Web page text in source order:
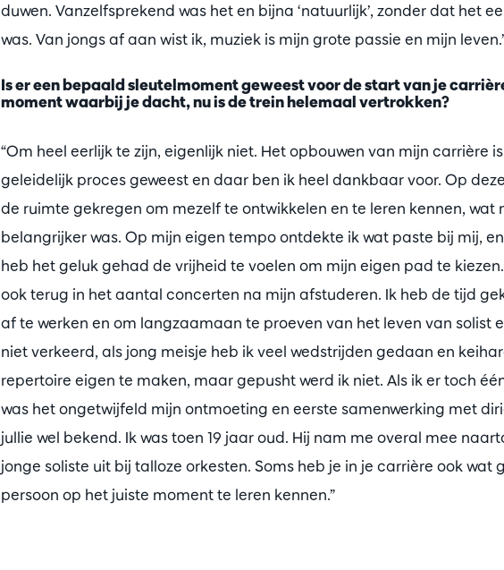
duwen. Vanzelfsprekend was het en bijna ‘natuurlijk’, zonder dat het
was. Van jongs af aan wist ik, muziek is mijn grote passie en mijn
Is er een bepaald sleutelmoment geweest voor de start van je
moment waarbij je dacht, nu is de trein helemaal vertrokken?
“Om heel eerlijk te zijn, eigenlijk niet. Het opbouwen van mijn carrière
geleidelijk proces geweest en daar ben ik heel dankbaar voor. Op
de ruimte gekregen om mezelf te ontwikkelen en te leren kennen, wat
belangrijker was. Op mijn eigen tempo ontdekte ik wat paste bij mij,
heb het geluk gehad de vrijheid te voelen om mijn eigen pad te
ook terug in het aantal concerten na mijn afstuderen. Ik heb de tijd
af te werken en om langzaamaan te proeven van het leven van solist
niet verkeerd, als jong meisje heb ik veel wedstrijden gedaan en
repertoire eigen te maken, maar gepusht werd ik niet. Als ik er toch
was het ongetwijfeld mijn ontmoeting en eerste samenwerking met
jullie wel bekend. Ik was toen 19 jaar oud. Hij nam me overal mee
jonge soliste uit bij talloze orkesten. Soms heb je in je carrière ook wat
persoon op het juiste moment te leren kennen.”